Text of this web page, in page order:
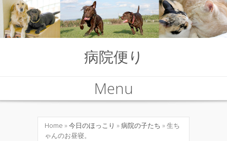
病院便り
Menu
Home »今日のほっこり »病院の子たち » 生ち
ゃんのお昼寝。